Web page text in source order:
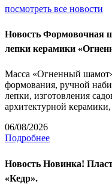
посмотреть все новости
Новость Формовочная
лепки керамики
Масса «Огненный шамот»
формования, ручной
лепки, изготовления
архитектурной
06/08/2026
Подробнее
Новость Новинка!
«Кедр».